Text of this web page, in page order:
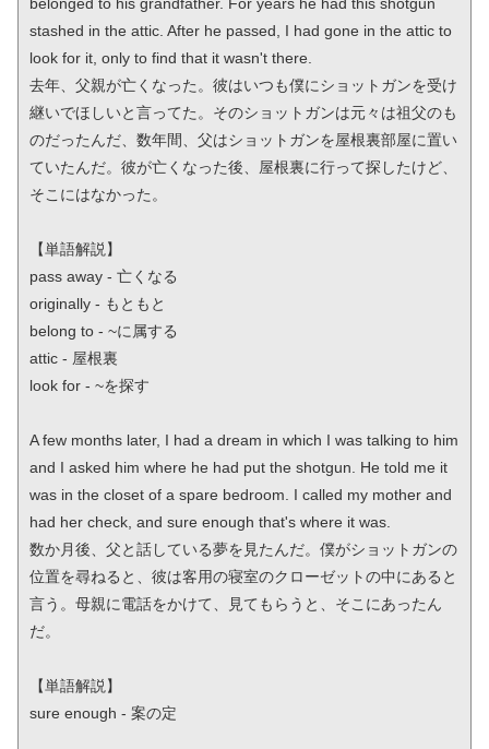
belonged to his grandfather. For years he had this shotgun
stashed in the attic. After he passed, I had gone in the attic to
look for it, only to find that it wasn't there.
去年、父親が亡くなった。彼はいつも僕にショットガンを受け
継いでほしいと言ってた。そのショットガンは元々は祖父のも
のだったんだ、数年間、父はショットガンを屋根裏部屋に置い
ていたんだ。彼が亡くなった後、屋根裏に行って探したけど、
そこにはなかった。
【単語解説】
pass away - 亡くなる
originally - もともと
belong to - ~に属する
attic - 屋根裏
look for - ~を探す
A few months later, I had a dream in which I was talking to him
and I asked him where he had put the shotgun. He told me it
was in the closet of a spare bedroom. I called my mother and
had her check, and sure enough that's where it was.
数か月後、父と話している夢を見たんだ。僕がショットガンの
位置を尋ねると、彼は客用の寝室のクローゼットの中にあると
言う。母親に電話をかけて、見てもらうと、そこにあったん
だ。
【単語解説】
sure enough - 案の定